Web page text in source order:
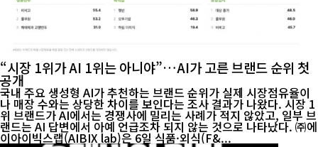
“시장 1위가 AI 1위는 아니야”…AI가 고른 브랜드 순위 첫
공개
국내 주요 생성형 AI가 추천하는 브랜드 순위가 실제 시장점유율이
나 매장 수와는 상당한 차이를 보인다는 조사 결과가 나왔다. 시장 1
위 브랜드가 AI에서는 경쟁사에 밀리는 사례가 적지 않았고, 일부 브
랜드는 AI 답변에서 아예 언급조차 되지 않는 것으로 나타났다. ㈜에
이아이빅스랩(AIBIX lab)은 6일 식품·외식(F&...